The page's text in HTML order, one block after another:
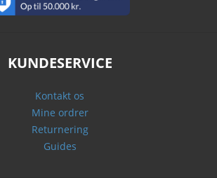
KUNDESERVICE
Kontakt os
Mine ordrer
Returnering
Guides